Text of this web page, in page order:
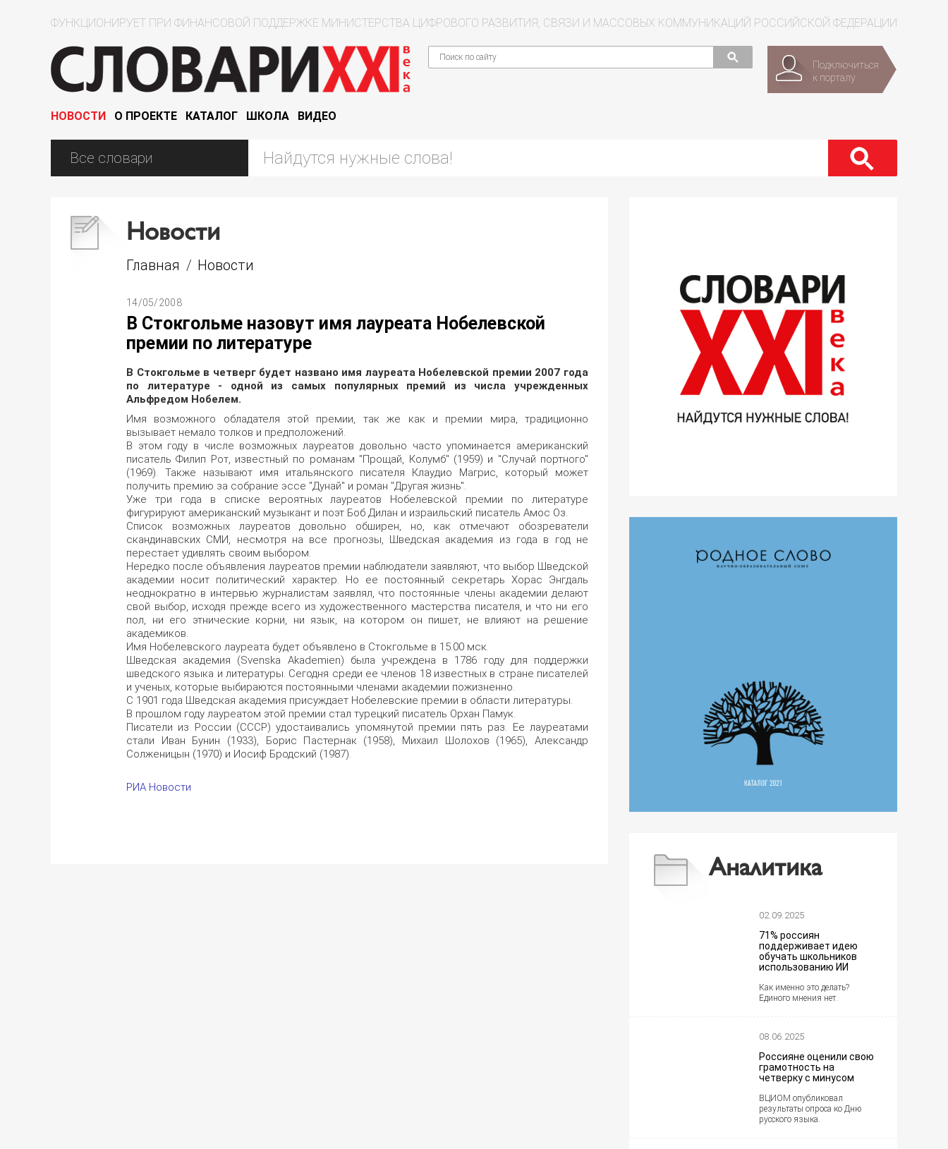
ФУНКЦИОНИРУЕТ ПРИ ФИНАНСОВОЙ ПОДДЕРЖКЕ МИНИСТЕРСТВА ЦИФРОВОГО РАЗВИТИЯ, СВЯЗИ И МАССОВЫХ КОММУНИКАЦИЙ РОССИЙСКОЙ ФЕДЕРАЦИИ
Подключиться
к порталу
НОВОСТИ О ПРОЕКТЕ КАТАЛОГ ШКОЛА ВИДЕО
Новости
Главная / Новости
14/05/2008
В Стокгольме назовут имя лауреата Нобелевской
премии по литературе
В Стокгольме в четверг будет названо имя лауреата Нобелевской премии 2007 года
по литературе - одной из самых популярных премий из числа учрежденных
Альфредом Нобелем.
Имя возможного обладателя этой премии, так же как и премии мира, традиционно
вызывает немало толков и предположений.
В этом году в числе возможных лауреатов довольно часто упоминается американский
писатель Филип Рот, известный по романам "Прощай, Колумб" (1959) и "Случай портного"
(1969). Также называют имя итальянского писателя Клаудио Магрис, который может
получить премию за собрание эссе "Дунай" и роман "Другая жизнь".
Уже три года в списке вероятных лауреатов Нобелевской премии по литературе
фигурируют американский музыкант и поэт Боб Дилан и израильский писатель Амос Оз.
Список возможных лауреатов довольно обширен, но, как отмечают обозреватели
скандинавских СМИ, несмотря на все прогнозы, Шведская академия из года в год не
перестает удивлять своим выбором.
Нередко после объявления лауреатов премии наблюдатели заявляют, что выбор Шведской
академии носит политический характер. Но ее постоянный секретарь Хорас Энгдаль
неоднократно в интервью журналистам заявлял, что постоянные члены академии делают
свой выбор, исходя прежде всего из художественного мастерства писателя, и что ни его
пол, ни его этнические корни, ни язык, на котором он пишет, не влияют на решение
академиков.
Имя Нобелевского лауреата будет объявлено в Стокгольме в 15.00 мск.
Шведская академия (Svenska Akademien) была учреждена в 1786 году для поддержки
шведского языка и литературы. Сегодня среди ее членов 18 известных в стране писателей
и ученых, которые выбираются постоянными членами академии пожизненно.
С 1901 года Шведская академия присуждает Нобелевские премии в области литературы.
В прошлом году лауреатом этой премии стал турецкий писатель Орхан Памук.
Писатели из России (СССР) удостаивались упомянутой премии пять раз. Ее лауреатами
стали Иван Бунин (1933), Борис Пастернак (1958), Михаил Шолохов (1965), Александр
Солженицын (1970) и Иосиф Бродский (1987).
РИА Новости
Аналитика
02.09.2025
71% россиян
поддерживает идею
обучать школьников
использованию ИИ
Как именно это делать?
Единого мнения нет.
08.06.2025
Россияне оценили свою
грамотность на
четверку с минусом
ВЦИОМ опубликовал
результаты опроса ко Дню
русского языка.